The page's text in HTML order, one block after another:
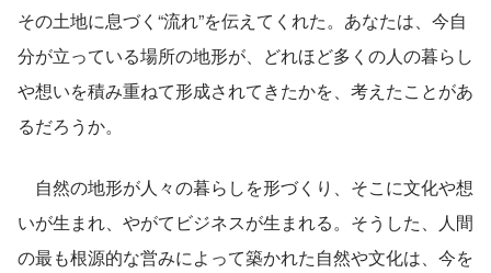
その土地に息づく“流れ”を伝えてくれた。あなたは、今自
分が立っている場所の地形が、どれほど多くの人の暮らし
や想いを積み重ねて形成されてきたかを、考えたことがあ
るだろうか。
自然の地形が人々の暮らしを形づくり、そこに文化や想
いが生まれ、やがてビジネスが生まれる。そうした、人間
の最も根源的な営みによって築かれた自然や文化は、今を